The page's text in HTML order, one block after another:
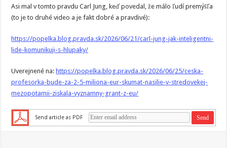
Asi mal v tomto pravdu Carl Jung, keď povedal, že málo ľudí premýšľa
(to je to druhé video a je fakt dobré a pravdivé):
https://popelka.blog.pravda.sk/2026/06/21/carl-jung-jak-inteligentni-
lide-komunikuji-s-hlupaky/
Uverejnené na: https://popelka.blog.pravda.sk/2026/06/25/ceska-
profesorka-bude-za-2-5-miliona-eur-skumat-nasilie-v-stredovekej-
mezopotamii-ziskala-vyznamny-grant-z-eu/
Send article as PDF